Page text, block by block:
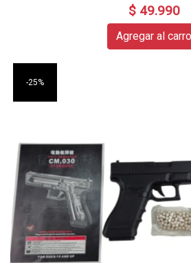
$ 49.990
Agregar al carro
-25%